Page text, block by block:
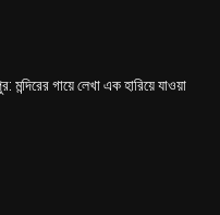
মন্দিরের গায়ে লেখা এক হারিয়ে যাওয়া